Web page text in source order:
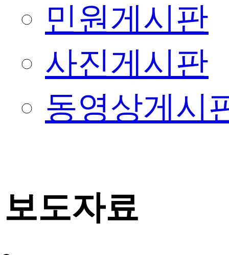
민원게시판
사진게시판
동영상게시
보도자료